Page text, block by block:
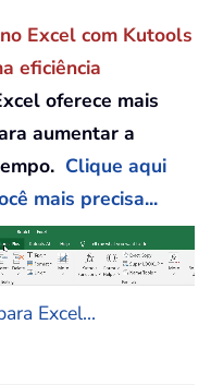
Excel com Kutools
eficiência
oferece mais
aumentar a
Clique aqui
mais precisa...
Excel...